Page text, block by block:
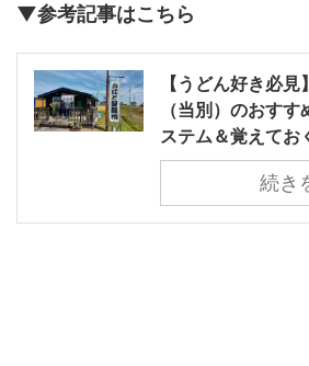
▼参考記事はこちら
【うどん好き必
（当別）のおす
ステム＆覚えてお
続き